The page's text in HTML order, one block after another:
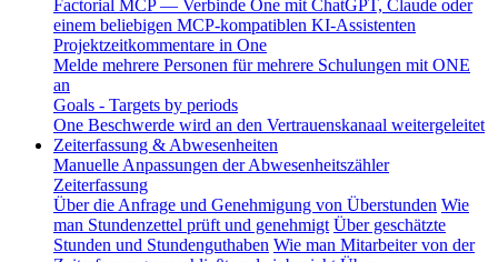
Factorial MCP — Verbinde One mit ChatGPT, Claude oder
einem beliebigen MCP-kompatiblen KI-Assistenten
Projektzeitkommentare in One
Melde mehrere Personen für mehrere Schulungen mit ONE
an
Goals - Targets by periods
One Beschwerde wird an den Vertrauenskanaal weitergeleitet
Zeiterfassung & Abwesenheiten
Manuelle Anpassungen der Abwesenheitszähler
Zeiterfassung
Über die Anfrage und Genehmigung von Überstunden Wie
man Stundenzettel prüft und genehmigt Über geschätzte
Stunden und Stundenguthaben Wie man Mitarbeiter von der